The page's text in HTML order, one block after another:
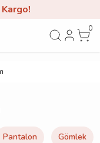
0
Pantalon Gömlek